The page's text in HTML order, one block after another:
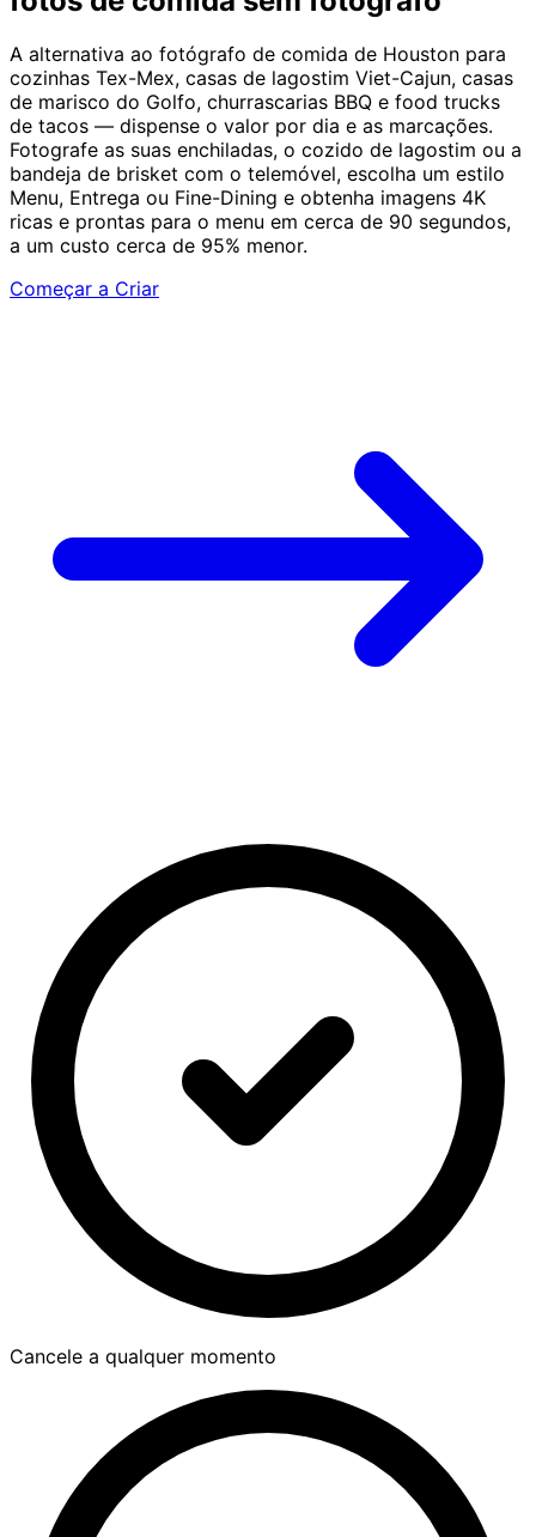
A alternativa ao fotógrafo de comida de Houston para
cozinhas Tex-Mex, casas de lagostim Viet-Cajun, casas
de marisco do Golfo, churrascarias BBQ e food trucks
de tacos — dispense o valor por dia e as marcações.
Fotografe as suas enchiladas, o cozido de lagostim ou a
bandeja de brisket com o telemóvel, escolha um estilo
Menu, Entrega ou Fine-Dining e obtenha imagens 4K
ricas e prontas para o menu em cerca de 90 segundos,
a um custo cerca de 95% menor.
Começar a Criar
Cancele a qualquer momento